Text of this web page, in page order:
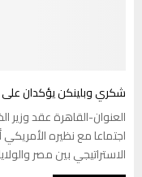
شكري وبلينكن يؤكدان على
العنوان-القاهرة عقد وزير
اجتماعا مع نظيره الأمريكي
الاستراتيجي بين مصر